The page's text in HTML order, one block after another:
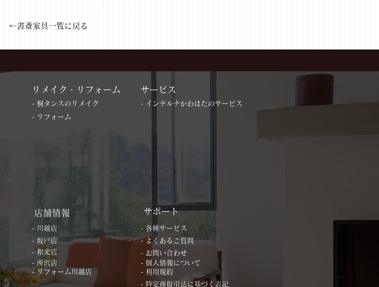
←書斎家具一覧に戻る
リメイク・リフォーム
- 桐タンスのリメイク
サービス
- インテルナかわはたのサービス
- リフォーム
店舗情報
- 川越店
- 坂戸店
- 和光店
- 所沢店
- リフォーム川越店
サポート
- 各種サービス
- よくあるご質問
- お問い合わせ
- 個人情報について
- 利用規約
- 特定商取引法に基づく表記